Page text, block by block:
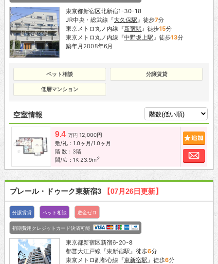
東京都新宿区北新宿1-30-18
JR中央・総武線『大久保駅 』徒歩7分
東京メトロ丸ノ内線『新宿駅 』徒歩15分
東京メトロ丸ノ内線『中野坂上駅 』徒歩13分
築年月2008年6月
ペット相談 分譲賃貸
低層マンション
空室情報
9.4 万円 12,000円
敷/礼：1.0ヶ月/1.0ヶ月
階 数：3階
間/広：1K 23.9m2
追加
お
プレール・ドゥーク東新宿3 【07月26日更新】
分譲賃貸 ペット相談 敷金ゼロ
初期費用クレジットカード決済可能
東京都新宿区新宿6-20-8
都営大江戸線『東新宿駅 』徒歩6分
東京メトロ副都心線『東新宿駅 』徒歩6分